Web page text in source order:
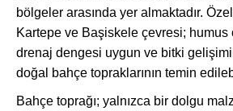
bölgeler arasında yer almaktadır.
Kartepe ve Başiskele çevresi; humus
drenaj dengesi uygun ve bitki
doğal bahçe topraklarının temin
Bahçe toprağı; yalnızca bir dolgu